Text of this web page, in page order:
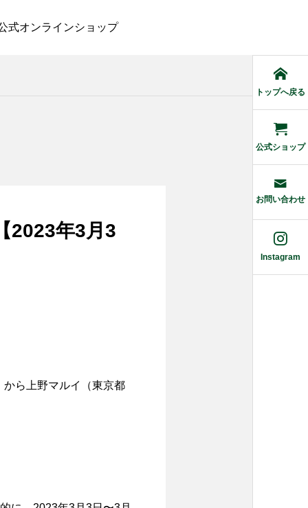
式オンラインショップ
トップへ戻る
公式ショップ
お問い合わせ
Instagram
2023年3月3
ら上野マルイ（東京都